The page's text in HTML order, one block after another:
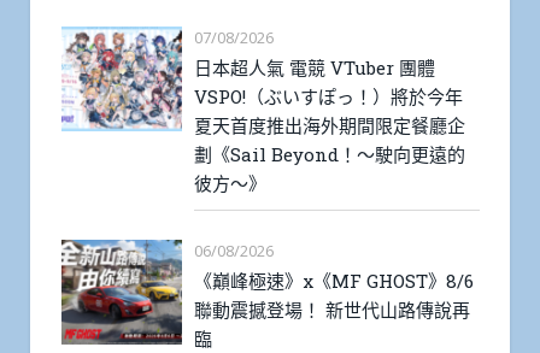
07/08/2026
日本超人氣 電競 VTuber 團體
VSPO!（ぶいすぽっ！）將於今年
夏天首度推出海外期間限定餐廳企
劃《Sail Beyond！～駛向更遠的
彼方～》
06/08/2026
《巔峰極速》x《MF GHOST》8/6
聯動震撼登場！ 新世代山路傳說再
臨